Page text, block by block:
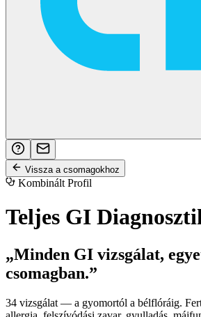
Vissza a csomagokhoz
Kombinált Profil
Teljes GI
„Minden GI vizsgálat,
csomagban.”
34 vizsgálat — a gyomortól a bélflóráig.